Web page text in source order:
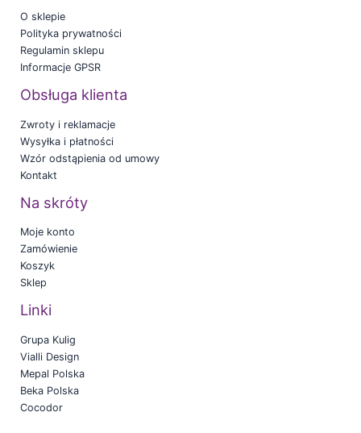
O sklepie
Polityka prywatności
Regulamin sklepu
Informacje GPSR
Obsługa klienta
Zwroty i reklamacje
Wysyłka i płatności
Wzór odstąpienia od umowy
Kontakt
Na skróty
Moje konto
Zamówienie
Koszyk
Sklep
Linki
Grupa Kulig
Vialli Design
Mepal Polska
Beka Polska
Cocodor